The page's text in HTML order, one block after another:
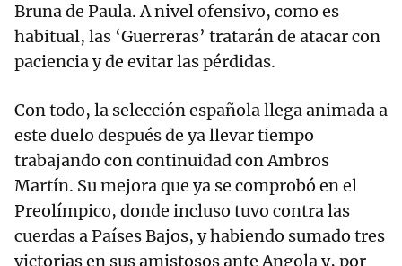
Bruna de Paula. A nivel ofensivo, como es
habitual, las ‘Guerreras’ tratarán de atacar con
paciencia y de evitar las pérdidas.
Con todo, la selección española llega animada a
este duelo después de ya llevar tiempo
trabajando con continuidad con Ambros
Martín. Su mejora que ya se comprobó en el
Preolímpico, donde incluso tuvo contra las
cuerdas a Países Bajos, y habiendo sumado tres
victorias en sus amistosos ante Angola y, por